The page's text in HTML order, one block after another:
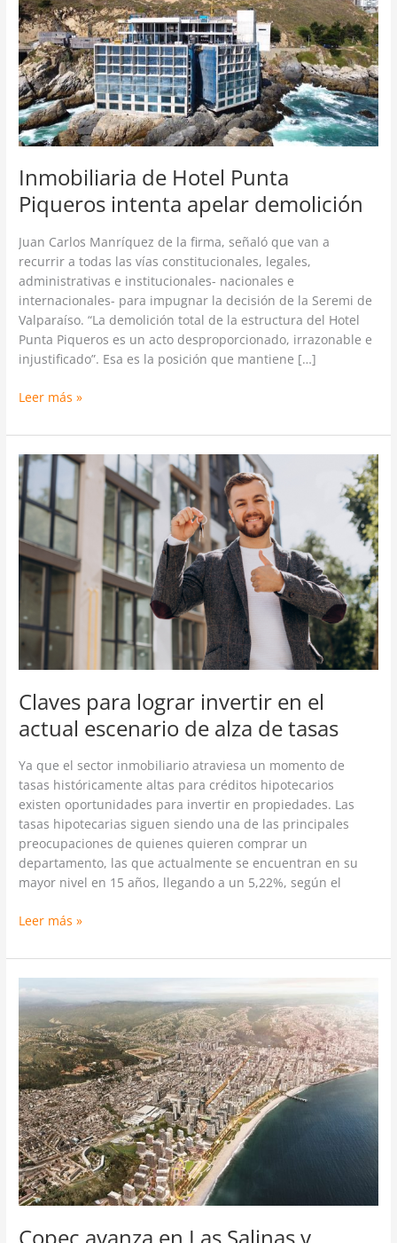
Inmobiliaria de Hotel Punta
Piqueros intenta apelar demolición
Juan Carlos Manríquez de la firma, señaló que van a
recurrir a todas las vías constitucionales, legales,
administrativas e institucionales- nacionales e
internacionales- para impugnar la decisión de la Seremi de
Valparaíso. “La demolición total de la estructura del Hotel
Punta Piqueros es un acto desproporcionado, irrazonable e
injustificado”. Esa es la posición que mantiene […]
Punta
Piqueros
intenta
apelar
demolición
Leer más »
Claves para lograr invertir en el
actual escenario de alza de tasas
Ya que el sector inmobiliario atraviesa un momento de
tasas históricamente altas para créditos hipotecarios
existen oportunidades para invertir en propiedades. Las
tasas hipotecarias siguen siendo una de las principales
preocupaciones de quienes quieren comprar un
departamento, las que actualmente se encuentran en su
mayor nivel en 15 años, llegando a un 5,22%, según el
Claves
para
lograr
invertir
en
el
actual
escenario
de
alza
Leer más »
avanza
en
Las
Salinas
y
planea
proyecto
urbano
de
$1,400
millones
2026